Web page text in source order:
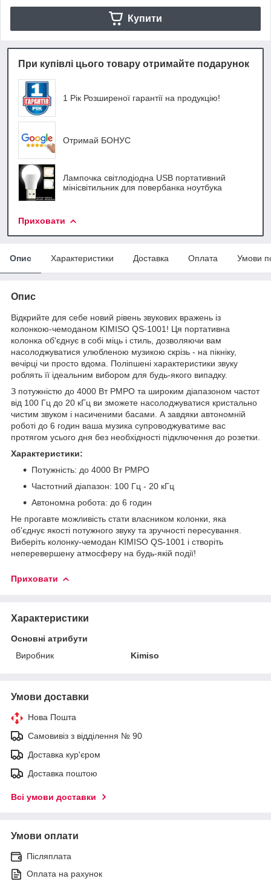
Купити
При купівлі цього товару отримайте подарунок
1 Рік Розширеної гарантії на продукцію!
Отримай БОНУС
Лампочка світлодіодна USB портативний
мінісвітильник для повербанка ноутбука
Приховати
Опис Характеристики Доставка Оплата Умови
Опис
Відкрийте для себе новий рівень звукових вражень із
колонкою-чемоданом KIMISO QS-1001! Ця портативна
колонка об'єднує в собі міць і стиль, дозволяючи вам
насолоджуватися улюбленою музикою скрізь - на пікніку,
вечірці чи просто вдома. Поліпшені характеристики звуку
роблять її ідеальним вибором для будь-якого випадку.
З потужністю до 4000 Вт PMPO та широким діапазоном частот
від 100 Гц до 20 кГц ви зможете насолоджуватися кристально
чистим звуком і насиченими басами. А завдяки автономній
роботі до 6 годин ваша музика супроводжуватиме вас
протягом усього дня без необхідності підключення до розетки.
Характеристики:
Потужність: до 4000 Вт PMPO
Частотний діапазон: 100 Гц - 20 кГц
Автономна робота: до 6 годин
Не прогавте можливість стати власником колонки, яка
об'єднує якості потужного звуку та зручності пересування.
Виберіть колонку-чемодан KIMISO QS-1001 і створіть
неперевершену атмосферу на будь-якій події!
Приховати
Характеристики
Основні атрибути
Виробник
Kimiso
Умови доставки
Нова Пошта
Самовивіз з відділення № 90
Доставка кур'єром
Доставка поштою
Всі умови доставки
Умови оплати
Післяплата
Оплата на рахунок